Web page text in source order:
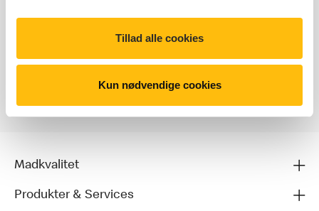
Tillad alle cookies
Kun nødvendige cookies
Relaterede produkter
Madkvalitet
Produkter & Services